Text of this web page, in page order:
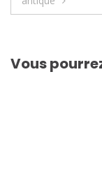
Vous